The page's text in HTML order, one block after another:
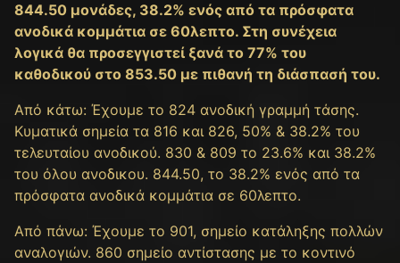
844.50 μονάδες, 38.2% ενός από τα πρόσφατα
ανοδικά κομμάτια σε 60λεπτο. Στη συνέχεια
λογικά θα προσεγγιστεί ξανά το 77% του
καθοδικού στο 853.50 με πιθανή τη διάσπασή του.
Από κάτω: Έχουμε τo 824 ανοδική γραμμή τάσης.
Κυματικά σημεία τα 816 και 826, 50% & 38.2% του
τελευταίου ανοδικού. 830 & 809 το 23.6% και 38.2%
του όλου ανοδικου. 844.50, το 38.2% ενός από τα
πρόσφατα ανοδικά κομμάτια σε 60λεπτο.
Από πάνω: Έχουμε το 901, σημείο κατάληξης πολλών
αναλογιών. 860 σημείο αντίστασης με το κοντινό